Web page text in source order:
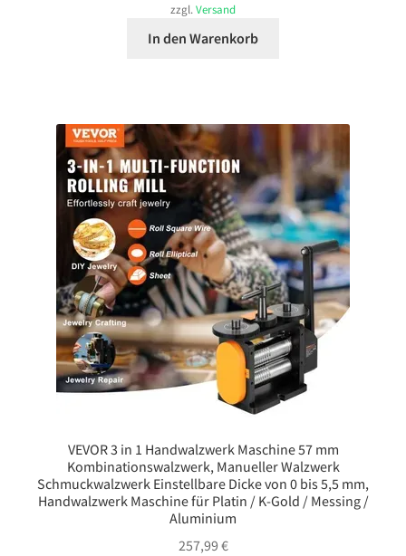
zzgl.Versand
In den Warenkorb
VEVOR 3 in 1 Handwalzwerk Maschine 57 mm
Kombinationswalzwerk, Manueller Walzwerk
Schmuckwalzwerk Einstellbare Dicke von 0 bis 5,5 mm,
Handwalzwerk Maschine für Platin / K-Gold / Messing /
Aluminium
257,99 €